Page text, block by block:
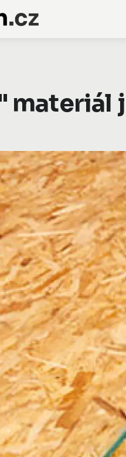
materiál